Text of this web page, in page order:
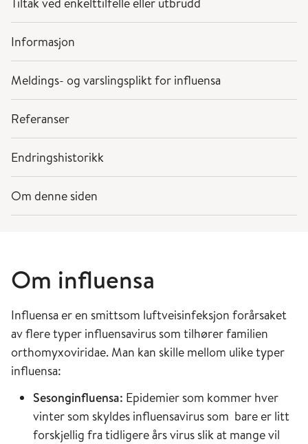
Informasjon
Meldings- og varslingsplikt for influensa
Referanser
Endringshistorikk
Om denne siden
Om influensa
Influensa er en smittsom luftveisinfeksjon forårsaket
av flere typer influensavirus som tilhører familien
orthomyxoviridae. Man kan skille mellom ulike typer
influensa:
Sesonginfluensa: Epidemier som kommer hver
vinter som skyldes influensavirus som bare er litt
forskjellig fra tidligere års virus slik at mange vil